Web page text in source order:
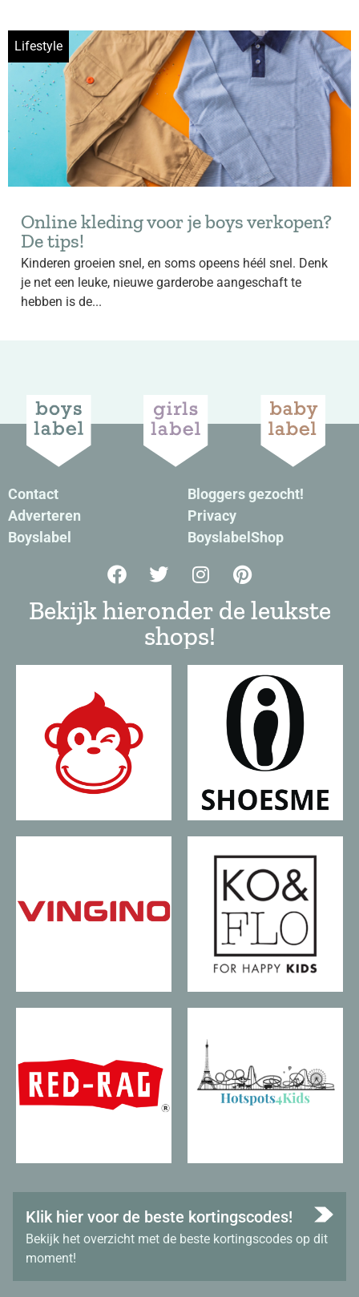
Lifestyle
Online kleding voor je boys verkopen?
De tips!
Kinderen groeien snel, en soms opeens héél snel. Denk
je net een leuke, nieuwe garderobe aangeschaft te
hebben is de...
Contact
Adverteren
Boyslabel
Bloggers gezocht!
Privacy
BoyslabelShop
Bekijk hieronder de leukste
shops!
Klik hier voor de beste kortingscodes!
Bekijk het overzicht met de beste kortingscodes op dit
moment!